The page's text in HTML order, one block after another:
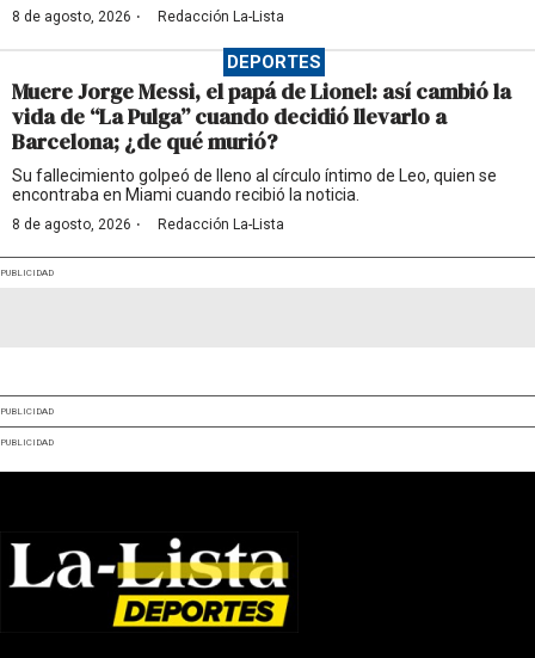
8 de agosto, 2026 · Redacción La-Lista
DEPORTES
Muere Jorge Messi, el papá de Lionel: así cambió la
vida de “La Pulga” cuando decidió llevarlo a
Barcelona; ¿de qué murió?
Su fallecimiento golpeó de lleno al círculo íntimo de Leo, quien se
encontraba en Miami cuando recibió la noticia.
8 de agosto, 2026 · Redacción La-Lista
PUBLICIDAD
PUBLICIDAD
PUBLICIDAD